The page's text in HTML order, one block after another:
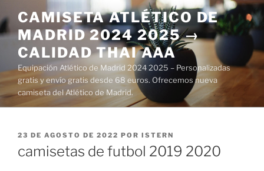
al
contenido
CAMISETA ATLÉTICO DE
MADRID 2024 2025 →
CALIDAD THAI AAA
Equipación Atlético de Madrid 2024 2025 – Personalizadas
gratis y envío gratis desde 68 euros. Ofrecemos nueva
camiseta del Atlético de Madrid.
PUBLICADO
23 DE AGOSTO DE 2022 POR ISTERN
camisetas de futbol 2019 2020